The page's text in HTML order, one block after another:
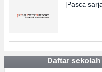
[Pasca
Daftar